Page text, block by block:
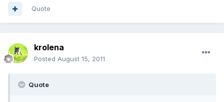
Quote
krolena
Posted August 15, 2011
Quote